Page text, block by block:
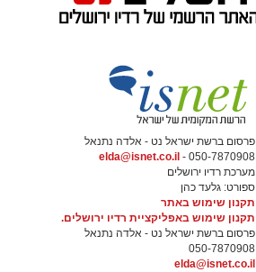
פרסום ברשת ישראל נט - אלדה נתנאל
050-7870908 -
elda@isnet.co.il
מערכת רדיו ירושלים
ספורט: גלעד כהן
תקנון שימוש באתר
תקנון שימוש באפליקציית רדיו ירושלים.
פרסום ברשת ישראל נט - אלדה נתנאל
050-7870908
elda@isnet.co.il